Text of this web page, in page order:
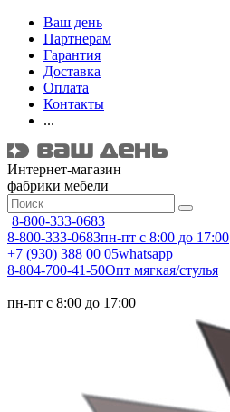
Ваш день
Партнерам
Гарантия
Доставка
Оплата
Контакты
...
Интернет-магазин
фабрики мебели
8-800-333-0683
8-800-333-0683пн-пт с 8:00 до 17:00
+7 (930) 388 00 05whatsapp
8-804-700-41-50Опт мягкая/стулья
пн-пт с 8:00 до 17:00